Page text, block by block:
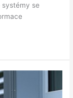
systémy se